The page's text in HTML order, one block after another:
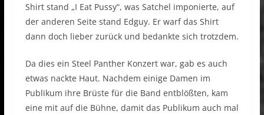
Shirt stand „I Eat Pussy“, was Satchel imponierte, auf
der anderen Seite stand Edguy. Er warf das Shirt
dann doch lieber zurück und bedankte sich trotzdem.
Da dies ein Steel Panther Konzert war, gab es auch
etwas nackte Haut. Nachdem einige Damen im
Publikum ihre Brüste für die Band entblößten, kam
eine mit auf die Bühne, damit das Publikum auch mal